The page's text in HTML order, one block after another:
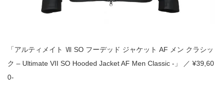
「アルティメイト Ⅶ SO フーデッド ジャケット AF メン クラシッ
ク – Ultimate VII SO Hooded Jacket AF Men Classic -」 ／ ¥39,60
0-